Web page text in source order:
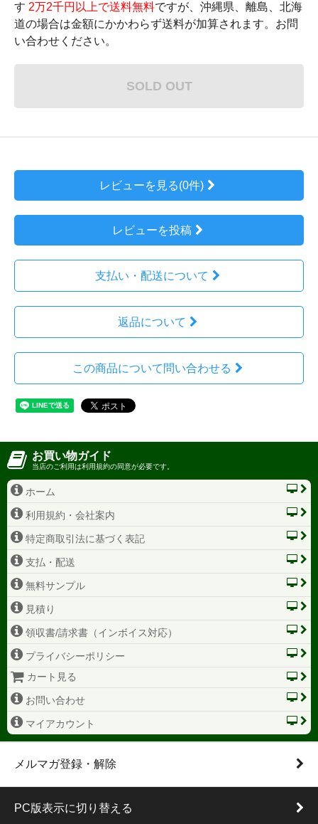
す 2万2千円以上で送料無料ですが、沖縄県、離島、北海
道の場合は金額にかかわらず送料が加算されます。お問
い合わせください。
SOLD OUT
レビューを見る(0件)
レビューを投稿
支払い・配送について
返品について
この商品について問い合わせる
お買い物ガイド
当店のご利用は利用規約の同意が必要です。
ホーム
利用規約・会社案内
特定商取引法に基づく表記
支払・配送
無料サンプル
見積り
領収書/請求書（インボイス対応）
プライバシーポリシー
カート見る
お問い合わせ
マイアカウント
メルマガ登録・解除
PC版表示に切り替える